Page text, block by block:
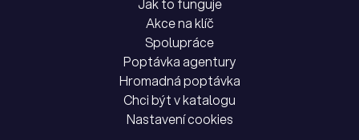
Jak to funguje
Akce na klíč
Spolupráce
Poptávka agentury
Hromadná poptávka
Chci být v katalogu
Nastavení cookies